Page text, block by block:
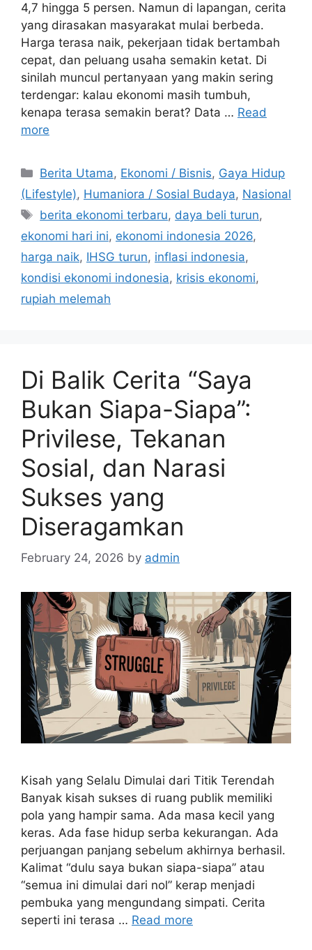
4,7 hingga 5 persen. Namun di lapangan, cerita
yang dirasakan masyarakat mulai berbeda.
Harga terasa naik, pekerjaan tidak bertambah
cepat, dan peluang usaha semakin ketat. Di
sinilah muncul pertanyaan yang makin sering
terdengar: kalau ekonomi masih tumbuh,
kenapa terasa semakin berat? Data … Read
more
C
a
e
g
o
r
i
Berita Utama, Ekonomi / Bisnis, Gaya Hidup
(Lifestyle), Humaniora / Sosial Budaya, Nasional
T
a
s
berita ekonomi terbaru, daya beli turun,
ekonomi hari ini, ekonomi indonesia 2026,
harga naik, IHSG turun, inflasi indonesia,
kondisi ekonomi indonesia, krisis ekonomi,
rupiah melemah
Di Balik Cerita “Saya
Bukan Siapa-Siapa”:
Privilese, Tekanan
Sosial, dan Narasi
Sukses yang
Diseragamkan
February 24, 2026 by admin
Kisah yang Selalu Dimulai dari Titik Terendah
Banyak kisah sukses di ruang publik memiliki
pola yang hampir sama. Ada masa kecil yang
keras. Ada fase hidup serba kekurangan. Ada
perjuangan panjang sebelum akhirnya berhasil.
Kalimat “dulu saya bukan siapa-siapa” atau
“semua ini dimulai dari nol” kerap menjadi
pembuka yang mengundang simpati. Cerita
seperti ini terasa … Read more